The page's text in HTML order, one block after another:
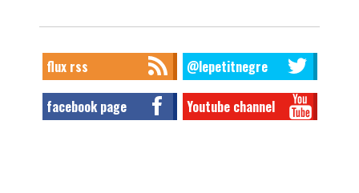
flux rss @lepetitnegre
facebook page Youtube channel